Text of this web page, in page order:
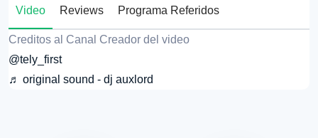
Video Reviews Programa Referidos
Creditos al Canal Creador del video
@tely_first
♬ original sound - dj auxlord